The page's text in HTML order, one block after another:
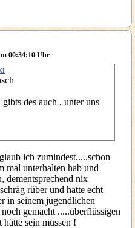
00:34:10 Uhr
des auch , unter uns
ich zumindest.....schon
mal unterhalten hab und
dementsprechend nix
rüber und hatte echt
in seinem jugendlichen
gemacht .....überflüssigen
sein müssen !